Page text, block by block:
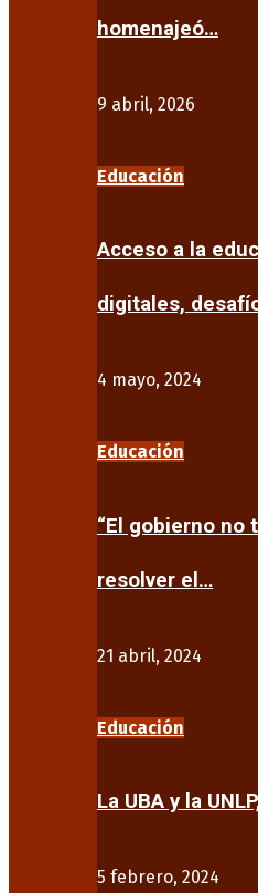
homenajeó…
9 abril, 2026
Educación
Acceso a la
digitales,
4 mayo, 2024
Educación
“El gobierno no
resolver el…
21 abril, 2024
Educación
La UBA y la
5 febrero, 2024